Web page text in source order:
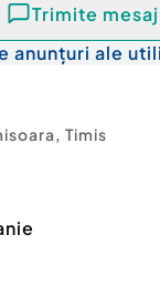
Trimite mesaj
anunțuri ale
, Timis